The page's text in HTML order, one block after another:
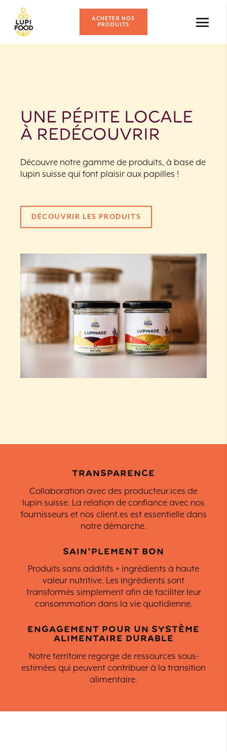
ACHETER NOS
PRODUITS
UNE PÉPITE LOCALE
À REDÉCOUVRIR
Découvre notre gamme de produits, à base de
lupin suisse qui font plaisir aux papilles !
DÉCOUVRIR LES PRODUITS
TRANSPARENCE
Collaboration avec des producteur.ices de
lupin suisse. La relation de confiance avec nos
fournisseurs et nos client.es est essentielle dans
notre démarche.
SAIN’PLEMENT BON
Produits sans additifs + ingrédients à haute
valeur nutritive. Les ingrédients sont
transformés simplement afin de faciliter leur
consommation dans la vie quotidienne.
ENGAGEMENT POUR UN SYSTÈME
ALIMENTAIRE DURABLE
Notre territoire regorge de ressources sous-
estimées qui peuvent contribuer à la transition
alimentaire.